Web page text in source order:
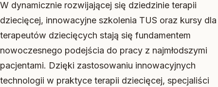
W dynamicznie rozwijającej się dziedzinie terapii
dziecięcej, innowacyjne szkolenia TUS oraz kursy dla
terapeutów dziecięcych stają się fundamentem
nowoczesnego podejścia do pracy z najmłodszymi
pacjentami. Dzięki zastosowaniu innowacyjnych
technologii w praktyce terapii dziecięcej, specjaliści